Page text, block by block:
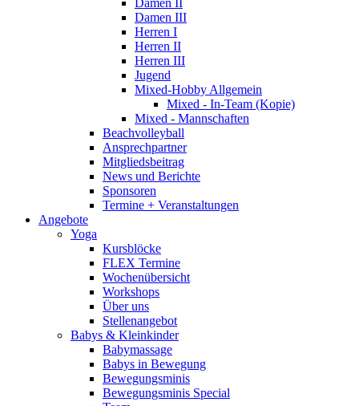
Damen II
Damen III
Herren I
Herren II
Herren III
Jugend
Mixed-Hobby Allgemein
Mixed - In-Team (Kopie)
Mixed - Mannschaften
Beachvolleyball
Ansprechpartner
Mitgliedsbeitrag
News und Berichte
Sponsoren
Termine + Veranstaltungen
Angebote
Yoga
Kursblöcke
FLEX Termine
Wochenübersicht
Workshops
Über uns
Stellenangebot
Babys & Kleinkinder
Babymassage
Babys in Bewegung
Bewegungsminis
Bewegungsminis Special